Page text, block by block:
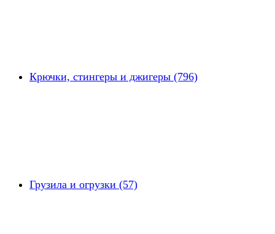
Крючки, стингеры и джигеры (796)
Грузила и огрузки (57)